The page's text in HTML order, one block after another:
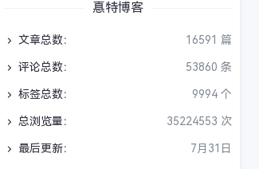
惪特博客
文章总数： 16591 篇
评论总数： 53860 条
标签总数： 9994 个
总浏览量： 35224553 次
最后更新： 7月31日